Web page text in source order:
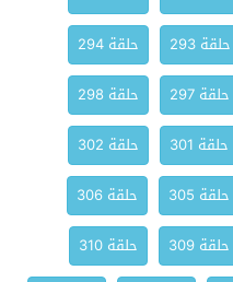
حلقة 293
حلقة 294
حلقة 297
حلقة 298
حلقة 301
حلقة 302
حلقة 305
حلقة 306
حلقة 309
حلقة 310